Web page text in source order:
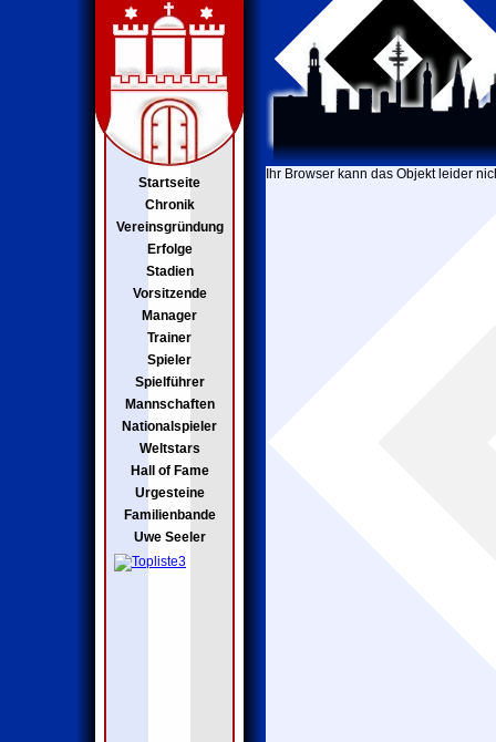
Startseite
Chronik
Vereinsgründung
Erfolge
Stadien
Vorsitzende
Manager
Trainer
Spieler
Spielführer
Mannschaften
Nationalspieler
Weltstars
Hall of Fame
Urgesteine
Familienbande
Uwe Seeler
Ihr Browser kann das Objekt leider